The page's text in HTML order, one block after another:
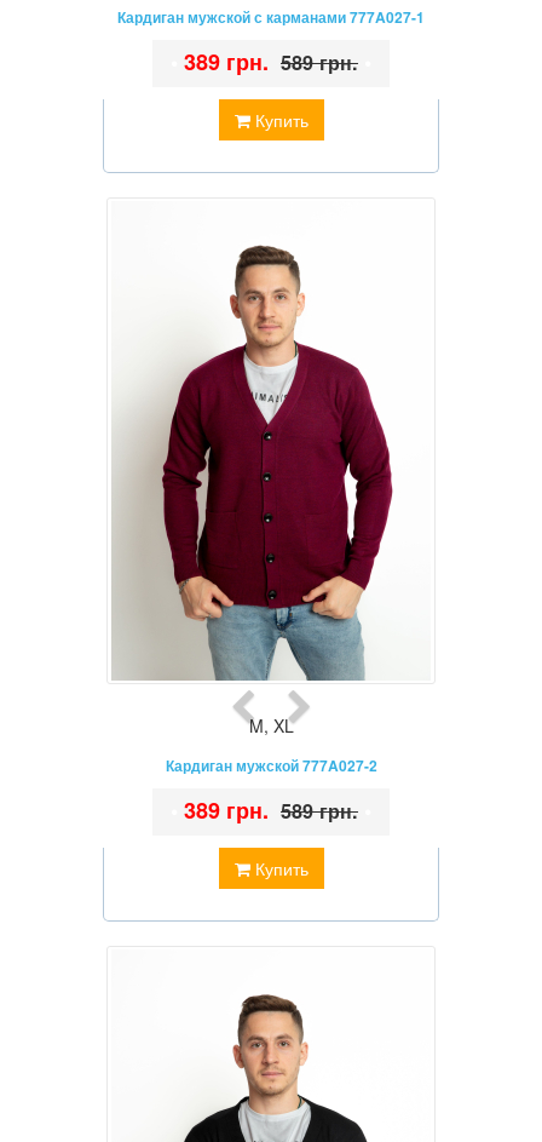
Кардиган мужской с карманами 777A027-1
Купить
389 грн. 589 грн.
M, XL
Кардиган мужской 777A027-2
Купить
389 грн. 589 грн.